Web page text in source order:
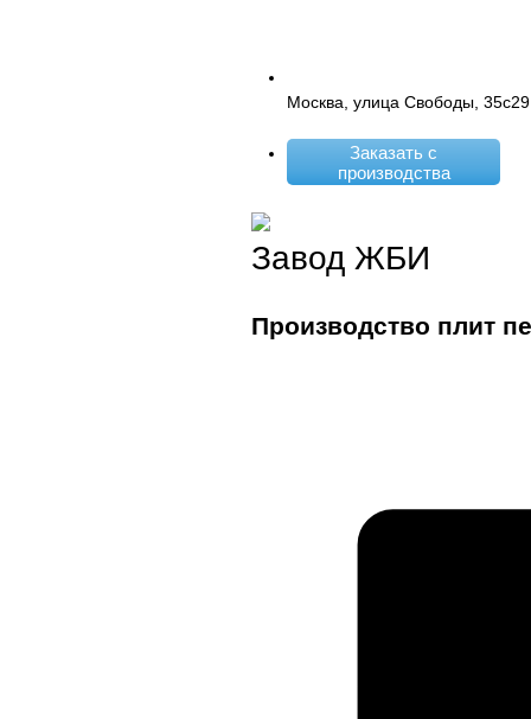
Москва, улица Свободы, 35с29
Заказать с
производства
Завод ЖБИ
Производство плит